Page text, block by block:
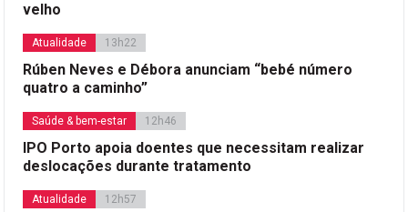
velho
Atualidade 13h22
Rúben Neves e Débora anunciam “bebé número
quatro a caminho”
Saúde & bem-estar 12h46
IPO Porto apoia doentes que necessitam realizar
deslocações durante tratamento
Atualidade 12h57